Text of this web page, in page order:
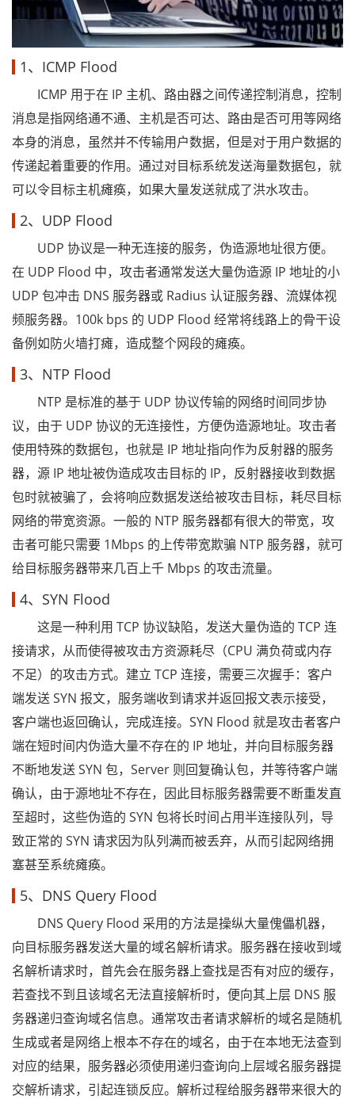
1、ICMP Flood
ICMP 用于在 IP 主机、路由器之间传递控制消息，控制
消息是指网络通不通、主机是否可达、路由是否可用等网络
本身的消息，虽然并不传输用户数据，但是对于用户数据的
传递起着重要的作用。通过对目标系统发送海量数据包，就
可以令目标主机瘫痪，如果大量发送就成了洪水攻击。
2、UDP Flood
UDP 协议是一种无连接的服务，伪造源地址很方便。
在 UDP Flood 中，攻击者通常发送大量伪造源 IP 地址的小
UDP 包冲击 DNS 服务器或 Radius 认证服务器、流媒体视
频服务器。100k bps 的 UDP Flood 经常将线路上的骨干设
备例如防火墙打瘫，造成整个网段的瘫痪。
3、NTP Flood
NTP 是标准的基于 UDP 协议传输的网络时间同步协
议，由于 UDP 协议的无连接性，方便伪造源地址。攻击者
使用特殊的数据包，也就是 IP 地址指向作为反射器的服务
器，源 IP 地址被伪造成攻击目标的 IP，反射器接收到数据
包时就被骗了，会将响应数据发送给被攻击目标，耗尽目标
网络的带宽资源。一般的 NTP 服务器都有很大的带宽，攻
击者可能只需要 1Mbps 的上传带宽欺骗 NTP 服务器，就可
给目标服务器带来几百上千 Mbps 的攻击流量。
4、SYN Flood
这是一种利用 TCP 协议缺陷，发送大量伪造的 TCP 连
接请求，从而使得被攻击方资源耗尽（CPU 满负荷或内存
不足）的攻击方式。建立 TCP 连接，需要三次握手：客户
端发送 SYN 报文，服务端收到请求并返回报文表示接受，
客户端也返回确认，完成连接。SYN Flood 就是攻击者客户
端在短时间内伪造大量不存在的 IP 地址，并向目标服务器
不断地发送 SYN 包，Server 则回复确认包，并等待客户端
确认，由于源地址不存在，因此目标服务器需要不断重发直
至超时，这些伪造的 SYN 包将长时间占用半连接队列，导
致正常的 SYN 请求因为队列满而被丢弃，从而引起网络拥
塞甚至系统瘫痪。
5、DNS Query Flood
DNS Query Flood 采用的方法是操纵大量傀儡机器，
向目标服务器发送大量的域名解析请求。服务器在接收到域
名解析请求时，首先会在服务器上查找是否有对应的缓存，
若查找不到且该域名无法直接解析时，便向其上层 DNS 服
务器递归查询域名信息。通常攻击者请求解析的域名是随机
生成或者是网络上根本不存在的域名，由于在本地无法查到
对应的结果，服务器必须使用递归查询向上层域名服务器提
交解析请求，引起连锁反应。解析过程给服务器带来很大的